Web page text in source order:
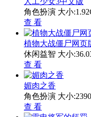
角色扮演 大小
查 看
植物大战僵尸网页
休闲益智 大小
查 看
媚肉之香
角色扮演 大小
查 看